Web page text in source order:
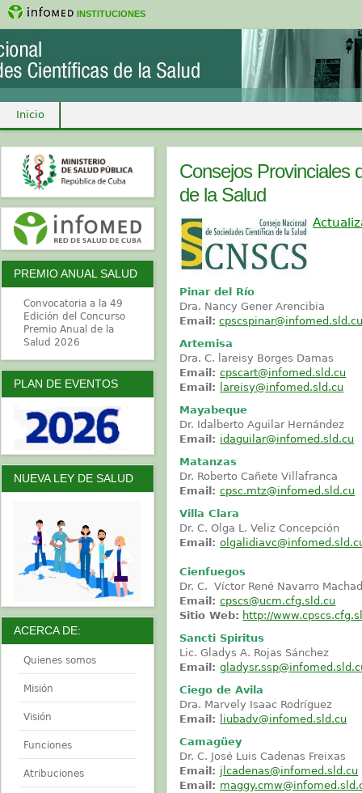
INSTITUCIONES
Inicio
Consejos Provinciales
de la Salud
Actu
Pinar del Río
Dra. Nancy Gener Arencibia
Email:
Artemisa
Dra. C. lareisy Borges Damas
Email:cpscart@infomed.sld.cu
Email:
lareisy@infomed.sld.cu
Mayabeque
Dr. Idalberto Aguilar Hernández
Email: idaguilar@infomed.sld.cu
Matanzas
Dr. Roberto Cañete Villafranca
Email:cpsc.mtz@infomed.sld.cu
Villa Clara
Dr. C. Olga L. Veliz Concepción
Email:
Cienfuegos
Dr. C. Víctor René Navarro
Email:cpscs@ucm.cfg.sld.cu
Sitio Web: http://
Sancti Spiritus
Lic. Gladys A. Rojas Sánchez
Email:
Ciego de Avila
Dra. Marvely Isaac Rodríguez
Email:
liubadv@infomed.sld.cu
Camagüey
Dr. C. José Luis Cadenas Freixas
Email: jlcadenas@infomed.sld.cu
Email:
PREMIO ANUAL SALUD
Convocatoria a la 49
Edición del Concurso
Premio Anual de la
Salud 2026
PLAN DE EVENTOS
NUEVA LEY DE SALUD
ACERCA DE:
Quienes somos
Misión
Visión
Funciones
Atribuciones